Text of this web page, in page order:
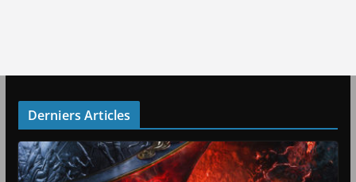
Derniers Articles